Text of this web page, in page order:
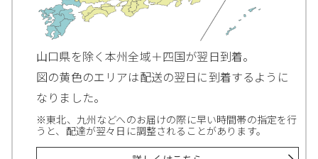
山口県を除く本州全域＋四国が翌日到着。
図の黄色のエリアは配送の翌日に到着するように
なりました。
※東北、九州などへのお届けの際に早い時間帯の指定を行
うと、配達が翌々日に調整されることがあります。